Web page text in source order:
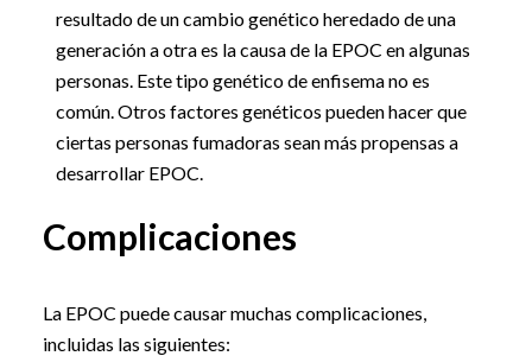
resultado de un cambio genético heredado de una
generación a otra es la causa de la EPOC en algunas
personas. Este tipo genético de enfisema no es
común. Otros factores genéticos pueden hacer que
ciertas personas fumadoras sean más propensas a
desarrollar EPOC.
Complicaciones
La EPOC puede causar muchas complicaciones,
incluidas las siguientes: